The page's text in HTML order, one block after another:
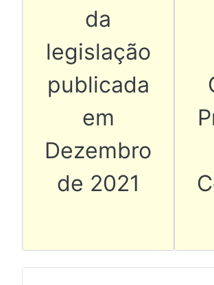
da
legislação
publicada
em
Dezembro
de 2021